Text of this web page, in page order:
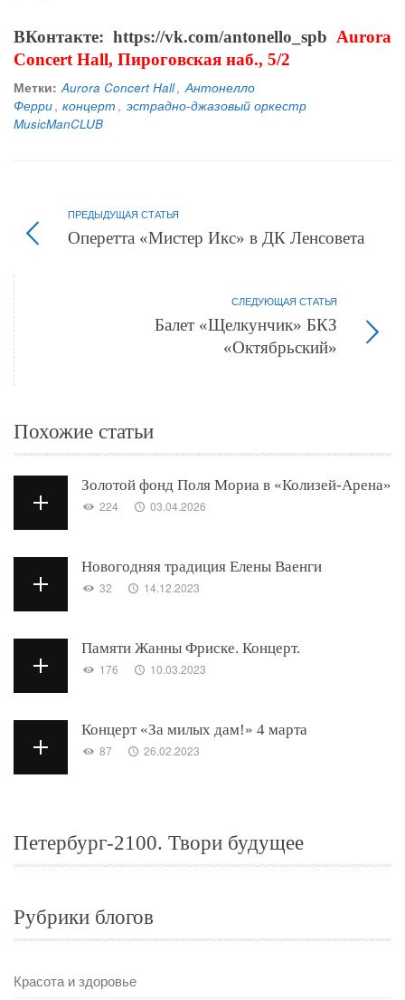
ВКонтакте: https://vk.com/antonello_spb Aurora
Concert Hall, Пироговская наб., 5/2
Метки: Aurora Concert Hall, Антонелло
Ферри, концерт , эстрадно-джазовый оркестр
MusicManCLUB
ПРЕДЫДУЩАЯ СТАТЬЯ
Оперетта «Мистер Икс» в ДК Ленсовета
СЛЕДУЮЩАЯ СТАТЬЯ
Балет «Щелкунчик» БКЗ
«Октябрьский»
Похожие статьи
Золотой фонд Поля Мориа в «Колизей-Арена»
224 03.04.2026
Новогодняя традиция Елены Ваенги
32 14.12.2023
Памяти Жанны Фриске. Концерт.
176 10.03.2023
Концерт «За милых дам!» 4 марта
87 26.02.2023
Петербург-2100. Твори будущее
Рубрики блогов
Красота и здоровье